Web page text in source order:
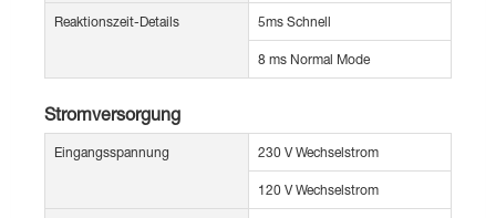
Reaktionszeit-Details 5ms Schnell
8 ms Normal Mode
Stromversorgung
Eingangsspannung 230 V Wechselstrom
120 V Wechselstrom